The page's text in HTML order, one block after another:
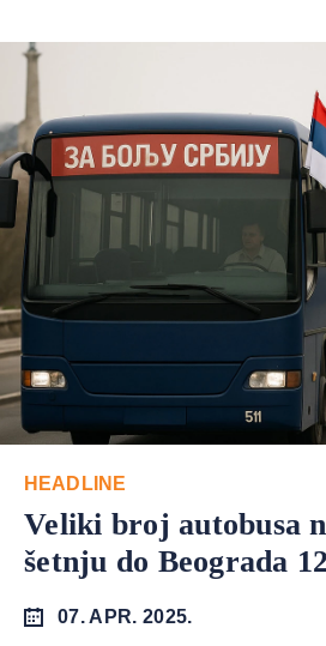
HEADLINE
Veliki broj autobusa
šetnju do Beograda
07. APR. 2025.